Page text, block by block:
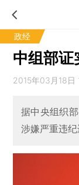
政经
中组部证
2015年03月18日
据中央组织
涉嫌严重违